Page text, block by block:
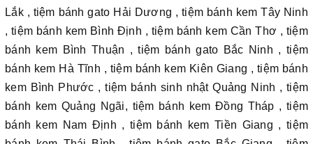
Lắk , tiệm bánh gato Hải Dương , tiệm bánh kem Tây Ninh
, tiệm bánh kem Bình Định , tiệm bánh kem Cần Thơ , tiệm
bánh kem Bình Thuận , tiệm bánh gato Bắc Ninh , tiệm
bánh kem Hà Tĩnh , tiệm bánh kem Kiên Giang , tiệm bánh
kem Bình Phước , tiệm bánh sinh nhật Quảng Ninh , tiệm
bánh kem Quảng Ngãi, tiệm bánh kem Đồng Tháp , tiệm
bánh kem Nam Định , tiệm bánh kem Tiền Giang , tiệm